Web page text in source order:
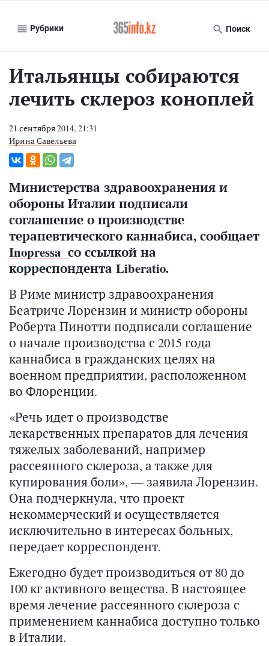
Рубрики Поиск
Итальянцы собираются
лечить склероз коноплей
21 сентября 2014, 21:31
Ирина Савельева
Министерства здравоохранения и
обороны Италии подписали
соглашение о производстве
терапевтического каннабиса, сообщает
Inopressa со ссылкой на
корреспондента Liberatio.
В Риме министр здравоохранения
Беатриче Лорензин и министр обороны
Роберта Пинотти подписали соглашение
о начале производства с 2015 года
каннабиса в гражданских целях на
военном предприятии, расположенном
во Флоренции.
«Речь идет о производстве
лекарственных препаратов для лечения
тяжелых заболеваний, например
рассеянного склероза, а также для
купирования боли», — заявила Лорензин.
Она подчеркнула, что проект
некоммерческий и осуществляется
исключительно в интересах больных,
передает корреспондент.
Ежегодно будет производиться от 80 до
100 кг активного вещества. В настоящее
время лечение рассеянного склероза с
применением каннабиса доступно только
в Италии.